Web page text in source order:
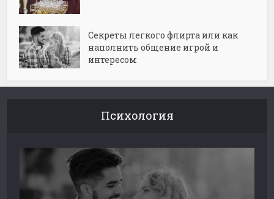
Секреты легкого флирта или как
наполнить общение игрой и
интересом
Психология